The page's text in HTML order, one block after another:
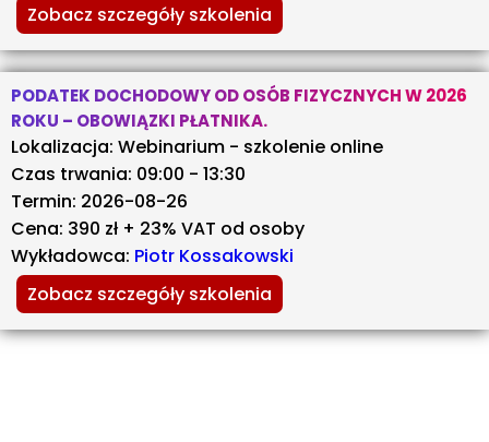
Zobacz szczegóły szkolenia
PODATEK DOCHODOWY OD OSÓB FIZYCZNYCH W 2026
ROKU – OBOWIĄZKI PŁATNIKA.
Lokalizacja: Webinarium - szkolenie online
Czas trwania: 09:00 - 13:30
Termin: 2026-08-26
Cena: 390 zł + 23% VAT od osoby
Wykładowca: Piotr Kossakowski
Zobacz szczegóły szkolenia